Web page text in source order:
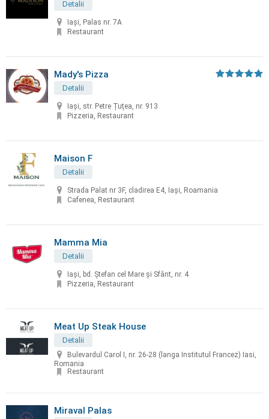
Detalii
Iași, Palas nr. 7A
Restaurant
Mady's Pizza
Detalii
Iași, str. Petre Țuțea, nr. 913
Pizzeria, Restaurant
Maison F
Detalii
Strada Palat nr 3F, cladirea E4, Iași, Roamania
Cafenea, Restaurant
Mamma Mia
Detalii
Iași, bd. Ştefan cel Mare şi Sfânt, nr. 4
Pizzeria, Restaurant
Meat Up Steak House
Detalii
Bulevardul Carol I, nr. 26-28 (langa Institutul Francez) Iasi,
Romania
Restaurant
Miraval Palas